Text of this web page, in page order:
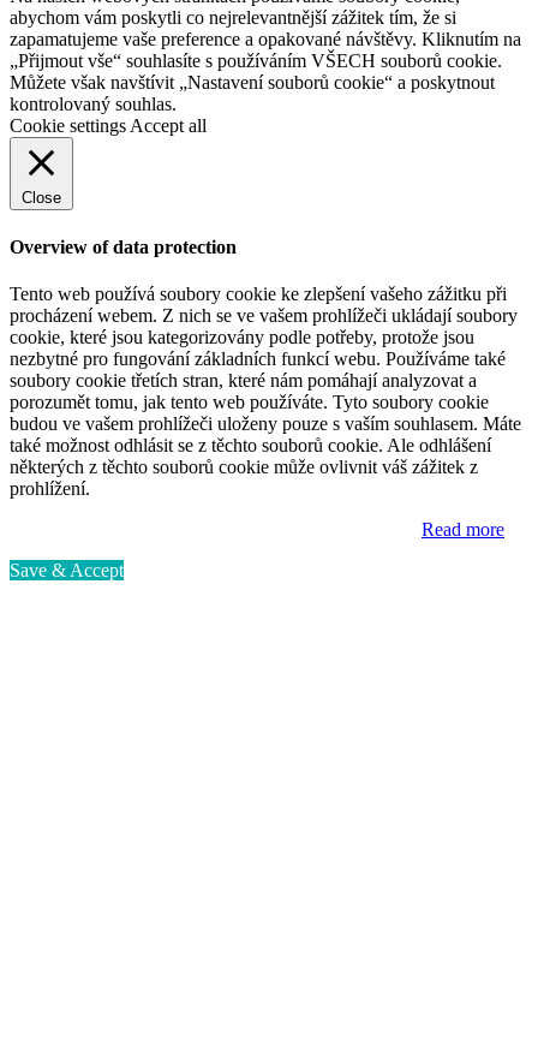
abychom vám poskytli co nejrelevantnější zážitek tím, že si
zapamatujeme vaše preference a opakované návštěvy. Kliknutím na
„Přijmout vše“ souhlasíte s používáním VŠECH souborů cookie.
Můžete však navštívit „Nastavení souborů cookie“ a poskytnout
kontrolovaný souhlas.
Cookie settings Accept all
Close
Overview of data protection
Tento web používá soubory cookie ke zlepšení vašeho zážitku při
procházení webem. Z nich se ve vašem prohlížeči ukládají soubory
cookie, které jsou kategorizovány podle potřeby, protože jsou
nezbytné pro fungování základních funkcí webu. Používáme také
soubory cookie třetích stran, které nám pomáhají analyzovat a
porozumět tomu, jak tento web používáte. Tyto soubory cookie
budou ve vašem prohlížeči uloženy pouze s vaším souhlasem. Máte
také možnost odhlásit se z těchto souborů cookie. Ale odhlášení
některých z těchto souborů cookie může ovlivnit váš zážitek z
prohlížení.
Read more
Save & Accept